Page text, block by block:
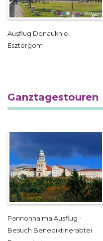
Ausflug Donauknie,
Esztergom
Ganztagestouren
Pannonhalma Ausflug -
Besuch Benediktinerabtei